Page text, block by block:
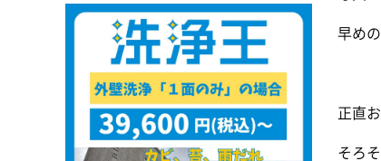
早め
正直
そろ